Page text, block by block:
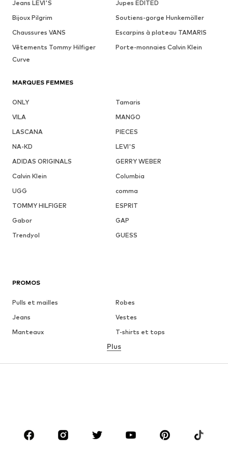
Jeans LEVI'S
Jupes EDITED
Bijoux Pilgrim
Soutiens-gorge Hunkemöller
Chaussures VANS
Escarpins à plateau TAMARIS
Vêtements Tommy Hilfiger
Curve
Porte-monnaies Calvin Klein
MARQUES FEMMES
ONLY
Tamaris
VILA
MANGO
LASCANA
PIECES
NA-KD
LEVI'S
ADIDAS ORIGINALS
GERRY WEBER
Calvin Klein
Columbia
UGG
comma
TOMMY HILFIGER
ESPRIT
Gabor
GAP
Trendyol
GUESS
PROMOS
Pulls et mailles
Robes
Jeans
Vestes
Manteaux
T-shirts et tops
Lingerie
Jupes
Blouses et tuniques
Accessoires
Premium
Plus